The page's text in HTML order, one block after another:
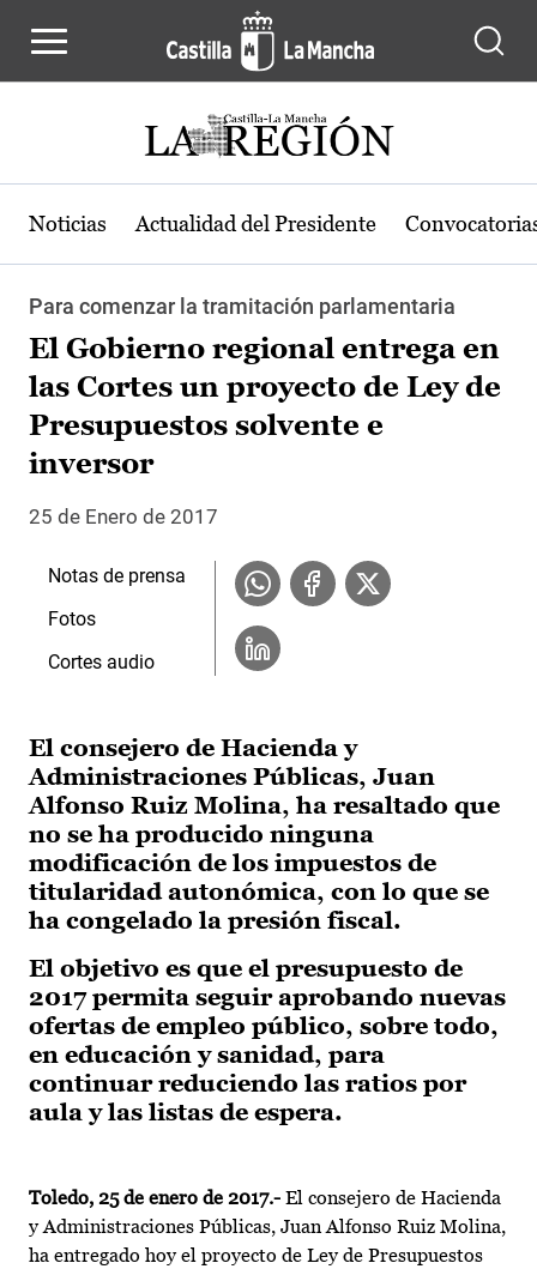
Noticias Actualidad del Presidente
Para comenzar la tramitación parlamentaria
El Gobierno regional entrega en
las Cortes un proyecto de Ley de
Presupuestos solvente e
inversor
25 de Enero de 2017
El consejero de Hacienda y
Administraciones Públicas, Juan
Alfonso Ruiz Molina, ha resaltado que
no se ha producido ninguna
modificación de los impuestos de
titularidad autonómica, con lo que se
ha congelado la presión fiscal.
El objetivo es que el presupuesto de
2017 permita seguir aprobando nuevas
ofertas de empleo público, sobre todo,
en educación y sanidad, para
continuar reduciendo las ratios por
aula y las listas de espera.
Toledo, 25 de enero de 2017.- El consejero de Hacienda
y Administraciones Públicas, Juan Alfonso Ruiz Molina,
ha entregado hoy el proyecto de Ley de Presupuestos
Notas de prensa
Fotos
Cortes audio